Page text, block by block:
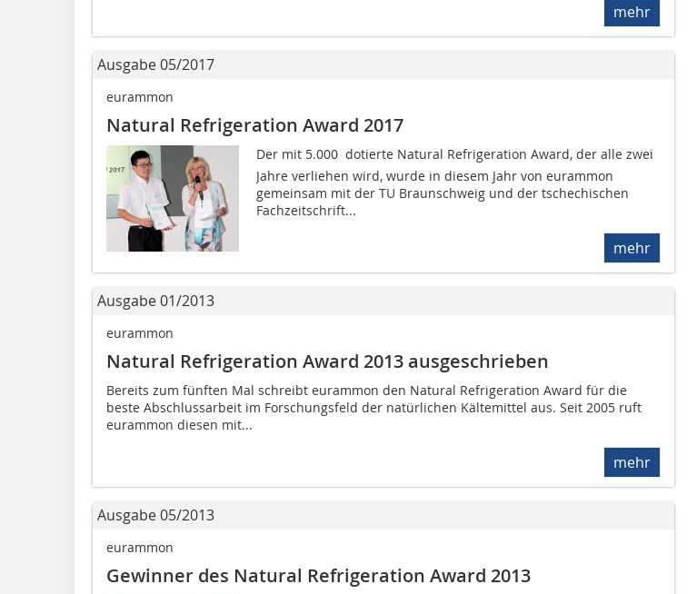
mehr
Ausgabe 05/2017
eurammon
Natural Refrigeration Award 2017
Der mit 5.000  dotierte Natural Refrigeration Award, der alle zwei
Jahre verliehen wird, wurde in diesem Jahr von eurammon
gemeinsam mit der TU Braunschweig und der tschechischen
Fachzeitschrift...
mehr
Ausgabe 01/2013
eurammon
Natural Refrigeration Award 2013 ausgeschrieben
Bereits zum fünften Mal schreibt eurammon den Natural Refrigeration Award für die
beste Abschlussarbeit im Forschungsfeld der natürlichen Kältemittel aus. Seit 2005 ruft
eurammon diesen mit...
mehr
Ausgabe 05/2013
eurammon
Gewinner des Natural Refrigeration Award 2013